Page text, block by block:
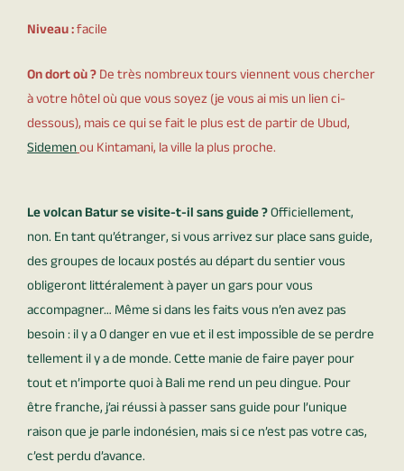
Niveau :facile
On dort où ?De très nombreux tours viennent vous chercher
à votre hôtel où que vous soyez (je vous ai mis un lien ci-
dessous), mais ce qui se fait le plus est de partir de Ubud,
Sidemenou Kintamani, la ville la plus proche.
Le volcan Batur se visite-t-il sans guide ?Officiellement,
non. En tant qu’étranger, si vous arrivez sur place sans guide,
des groupes de locaux postés au départ du sentier vous
obligeront littéralement à payer un gars pour vous
accompagner… Même si dans les faits vous n’en avez pas
besoin : il y a 0 danger en vue et il est impossible de se perdre
tellement il y a de monde. Cette manie de faire payer pour
tout et n’importe quoi à Bali me rend un peu dingue. Pour
être franche, j’ai réussi à passer sans guide pour l’unique
raison que je parle indonésien, mais si ce n’est pas votre cas,
c’est perdu d’avance.